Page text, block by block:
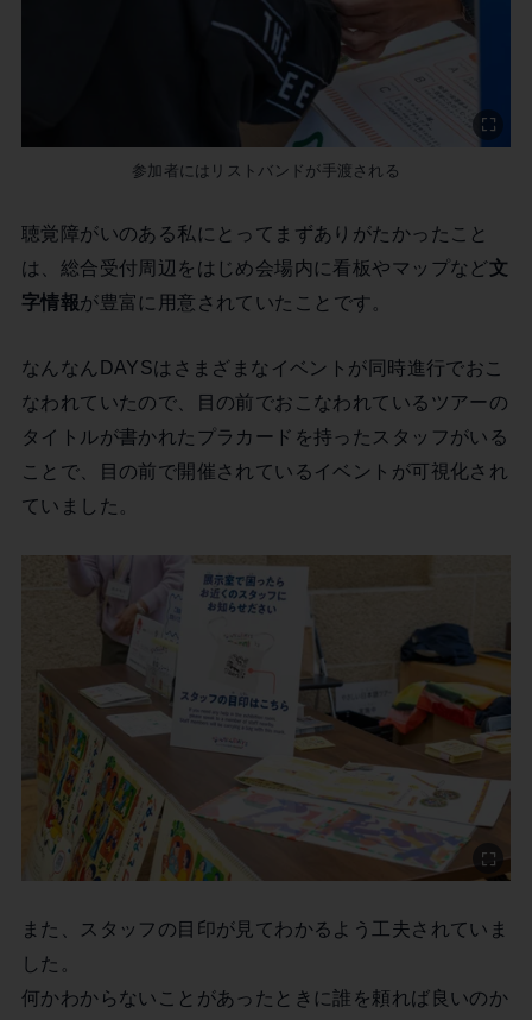
参加者にはリストバンドが手渡される
聴覚障がいのある私にとってまずありがたかったこと
は、総合受付周辺をはじめ会場内に看板やマップなど文
字情報が豊富に用意されていたことです。
なんなんDAYSはさまざまなイベントが同時進行でおこ
なわれていたので、目の前でおこなわれているツアーの
タイトルが書かれたプラカードを持ったスタッフがいる
ことで、目の前で開催されているイベントが可視化され
ていました。
また、スタッフの目印が見てわかるよう工夫されていま
した。
何かわからないことがあったときに誰を頼れば良いのか